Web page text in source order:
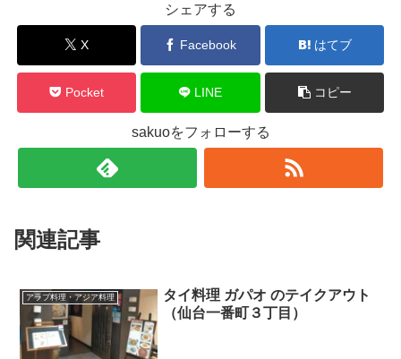
シェアする
X Facebook はてブ
Pocket LINE コピー
sakuoをフォローする
関連記事
アラブ料理・アジア料理
タイ料理 ガパオ のテイクアウト
（仙台一番町３丁目）